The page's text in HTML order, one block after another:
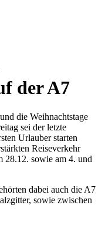
der A7
die Weihnachtstage
sei der letzte
Urlauber starten
Reiseverkehr
28.12. sowie am 4. und
dabei auch die A7
sowie zwischen